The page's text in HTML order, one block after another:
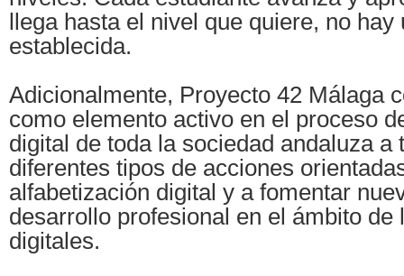
llega hasta el nivel que quiere, no
establecida.
Adicionalmente, Proyecto 42 Málaga
como elemento activo en el proceso
digital de toda la sociedad andaluza a
diferentes tipos de acciones
alfabetización digital y a fomentar
desarrollo profesional en el ámbito de
digitales.